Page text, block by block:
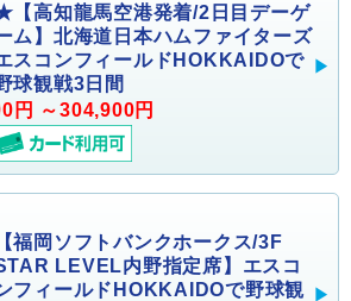
【高知龍馬空港発着/2日目デーゲ
ム】北海道日本ハムファイターズ
スコンフィールドHOKKAIDOで
球観戦3日間
円 ～304,900円
【福岡ソフトバンクホークス/3F
LEVEL内野指定席】エスコ
フィールドHOKKAIDOで野球観